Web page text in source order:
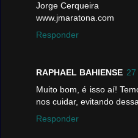
Jorge Cerqueira
www.jmaratona.com
Responder
RAPHAEL BAHIENSE 27
Muito bom, é isso aí!
nos cuidar, evitando
Responder